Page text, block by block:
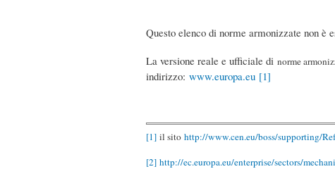
Questo elenco di norme armonizzate non è
La versione reale e ufficiale di norme
indirizzo: www.europa.eu [1]
[1] il sito http://www.cen.eu/boss/supporting/
[2] http://ec.europa.eu/enterprise/sectors/